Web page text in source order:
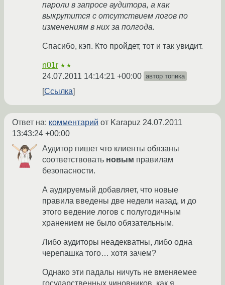
пароли в запросе аудитора, а как
выкрутится с отсутствием логов по
изменениям в них за полгода.
Спасибо, кэп. Кто пройдет, тот и так увидит.
n01r ★★
24.07.2011 14:14:21 +00:00 автор топика
Ссылка
Ответ на: комментарий от Karapuz 24.07.2011
13:43:24 +00:00
Аудитор пишет что клиенты обязаны
соответствовать новым правилам
безопасности.
А аудируемый добавляет, что новые
правила введены две недели назад, и до
этого ведение логов с полугодичным
хранением не было обязательным.
Либо аудиторы неадекватны, либо одна
черепашка того… хотя зачем?
Однако эти падалы ничуть не вменяемее